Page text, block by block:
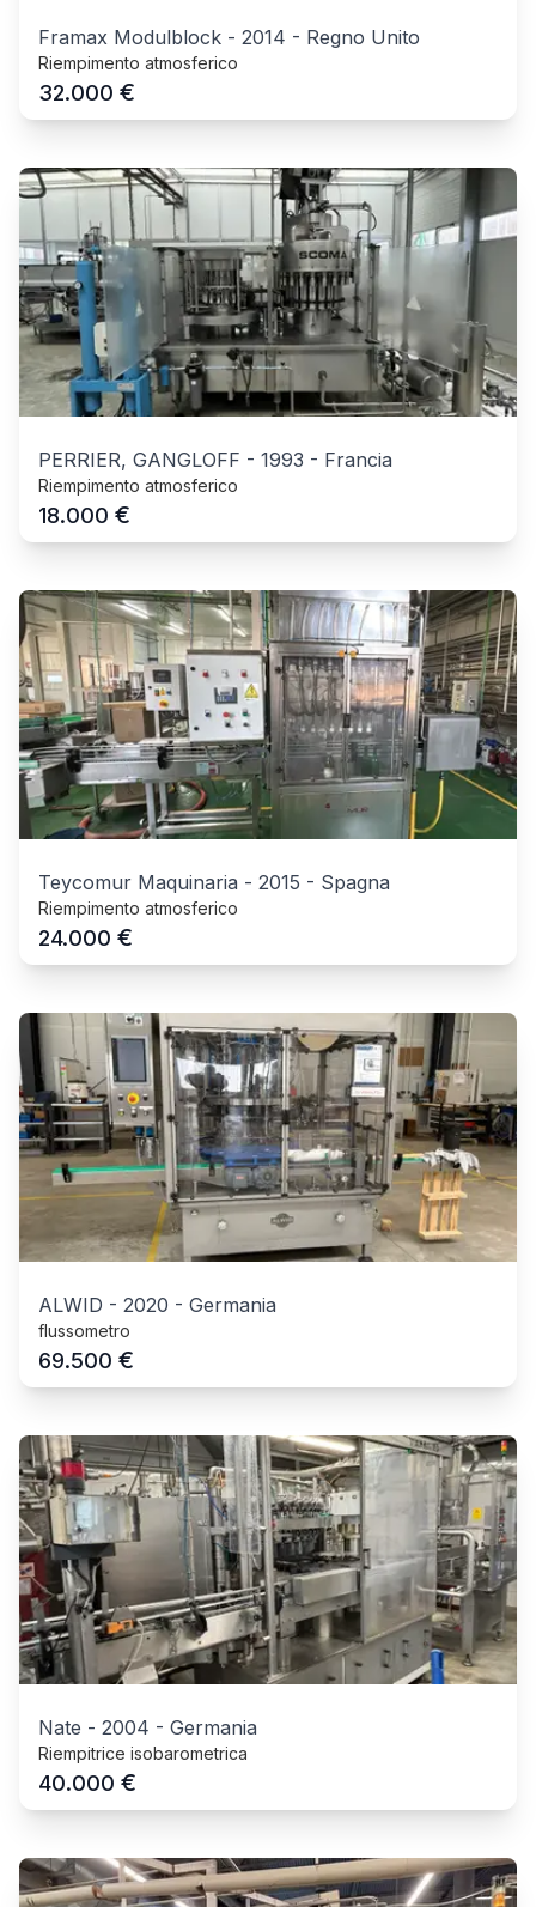
Framax Modulblock - 2014 - Regno Unito
Riempimento atmosferico
32.000 €
PERRIER, GANGLOFF - 1993 - Francia
Riempimento atmosferico
18.000 €
Teycomur Maquinaria - 2015 - Spagna
Riempimento atmosferico
24.000 €
ALWID - 2020 - Germania
flussometro
69.500 €
Nate - 2004 - Germania
Riempitrice isobarometrica
40.000 €